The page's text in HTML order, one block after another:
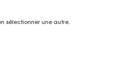
sélectionner une autre.